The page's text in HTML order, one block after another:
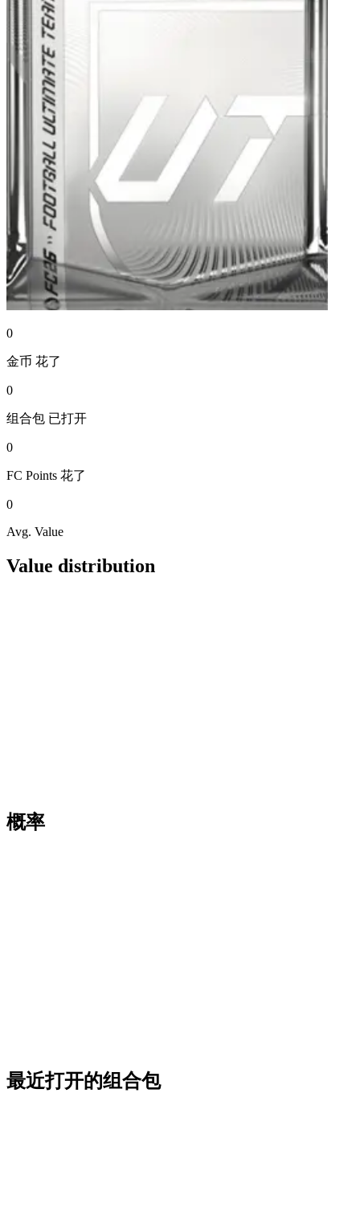
0
金币 花了
0
组合包 已打开
0
FC Points 花了
0
Avg. Value
Value distribution
概率
最近打开的组合包